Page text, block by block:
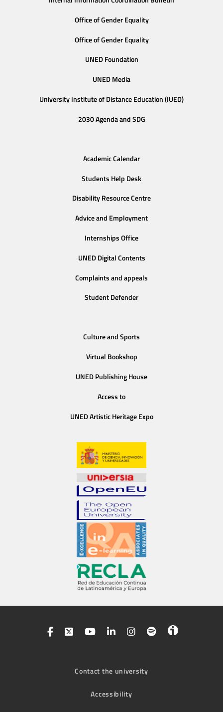
Office of Gender Equality
Office of Gender Equality
UNED Foundation
UNED Media
University Institute of Distance Education (IUED)
2030 Agenda and SDG
Academic Calendar
Students Help Desk
Disability Resource Centre
Advice and Employment
Internships Office
UNED Digital Contents
Complaints and appeals
Student Defender
Culture and Sports
Virtual Bookshop
UNED Publishing House
Access to
UNED Artistic Heritage Expo
Contact the university
Accessibility